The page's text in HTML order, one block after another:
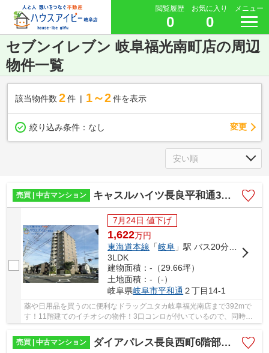
閲覧履歴
0
お気に入り
0
メニュー
セブンイレブン 岐阜福光南町店の周辺
物件一覧
該当物件数 2件 1～2 件を表示
絞り込み条件： なし 変更
売買 | 中古マンション キャスルハイツ長良平和通3階部分！広い玄関とランドリースペースが特徴的な3LDK！トランクルームあり
7月24日 値下げ
1,622万円
東海道本線 「岐阜 」駅 バス20分 「長良平和通」 停歩1分
3LDK
建物面積：-（29.66坪）
土地面積：-（-）
岐阜県岐阜市平和通 ２丁目14-1
薬や日用品を買うのに便利なドラッグユタカ岐阜福光南店まで392mで
す！11階建てのイチオシの物件！3口コンロが付いているので、同時に
売買 | 中古マンション
ダイアパレス長良西町6階部分！日当り・眺望良好です♪近隣駐車場確保あり！最寄りのバス停徒歩3分！